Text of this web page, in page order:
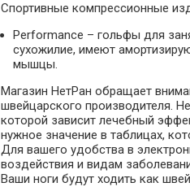
Спортивные компрессионные
Performance – гольфы для
сухожилие, имеют
мышцы.
Магазин НетРан обращает
швейцарского производителя.
которой зависит лечебный
нужное значение в таблицах,
Для вашего удобства в
воздействия и видам
Ваши ноги будут ходить как